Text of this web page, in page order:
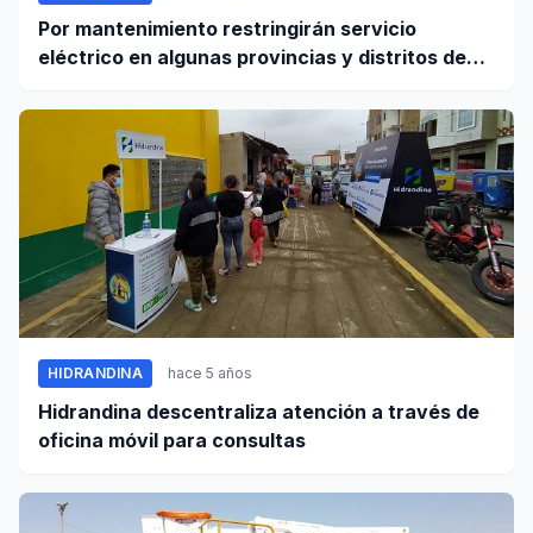
Por mantenimiento restringirán servicio
eléctrico en algunas provincias y distritos de
HIDRANDINA hace 5 años
Hidrandina descentraliza atención a través de
oficina móvil para consultas